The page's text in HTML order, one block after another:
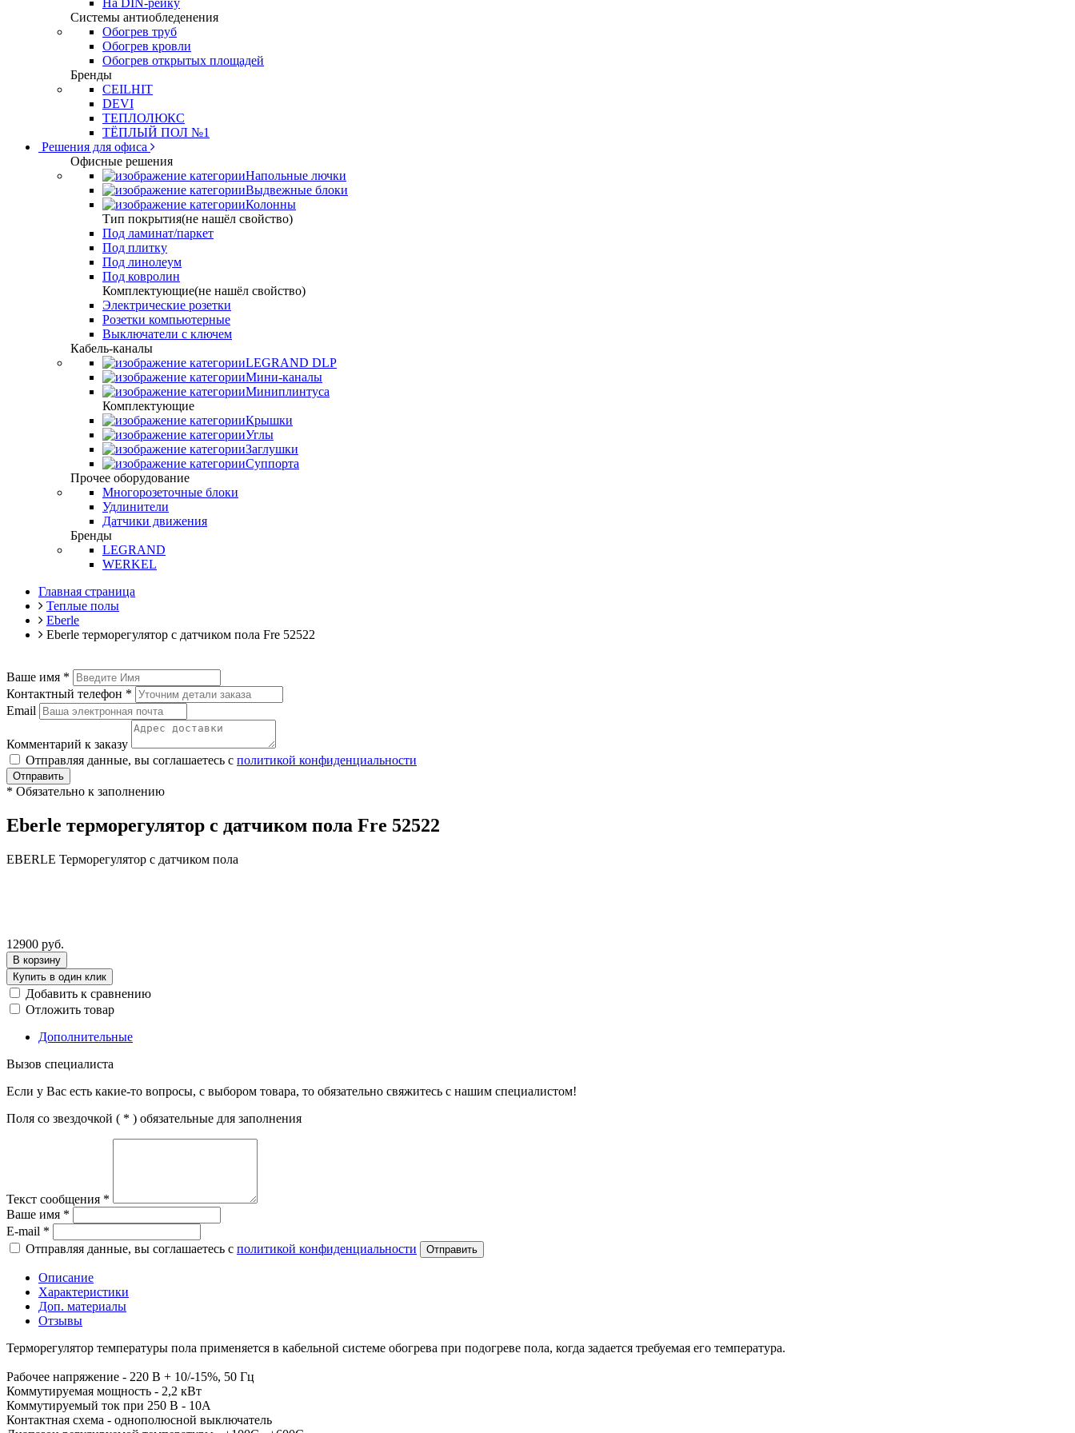
На DIN-рейку
Системы антиобледенения
Обогрев труб
Обогрев кровли
Обогрев открытых площадей
Бренды
CEILHIT
DEVI
ТЕПЛОЛЮКС
ТЁПЛЫЙ ПОЛ №1
Решения для офиса
Офисные решения
Напольные лючки
Выдвежные блоки
Колонны
Тип покрытия(не нашёл свойство)
Под ламинат/паркет
Под плитку
Под линолеум
Под ковролин
Комплектующие(не нашёл свойство)
Электрические розетки
Розетки компьютерные
Выключатели с ключем
Кабель-каналы
LEGRAND DLP
Мини-каналы
Миниплинтуса
Комплектующие
Крышки
Углы
Заглушки
Суппорта
Прочее оборудование
Многорозеточные блоки
Удлинители
Датчики движения
Бренды
LEGRAND
WERKEL
Главная страница
Теплые полы
Eberle
Eberle терморегулятор с датчиком пола Fre 52522
Ваше имя *
Контактный телефон *
Email
Комментарий к заказу
Отправляя данные, вы соглашаетесь с политикой конфиденциальности
Отправить
* Обязательно к заполнению
Eberle терморегулятор с датчиком пола Fre 52522
EBERLE Терморегулятор с датчиком пола
12900 руб.
В корзину
Купить в один клик
Добавить к сравнению
Отложить товар
Дополнительные
Вызов специалиста
Если у Вас есть какие-то вопросы, с выбором товара, то обязательно свяжитесь с нашим специалистом!
Поля со звездочкой ( * ) обязательные для заполнения
Текст сообщения *
Ваше имя *
E-mail *
Отправляя данные, вы соглашаетесь с политикой конфиденциальности Отправить
Описание
Характеристики
Доп. материалы
Отзывы
Терморегулятор температуры пола применяется в кабельной системе обогрева при подогреве пола, когда задается требуемая его температура.
Рабочее напряжение - 220 В + 10/-15%, 50 Гц
Коммутируемая мощность - 2,2 кВт
Коммутируемый ток при 250 В - 10А
Контактная схема - однополюсной выключатель